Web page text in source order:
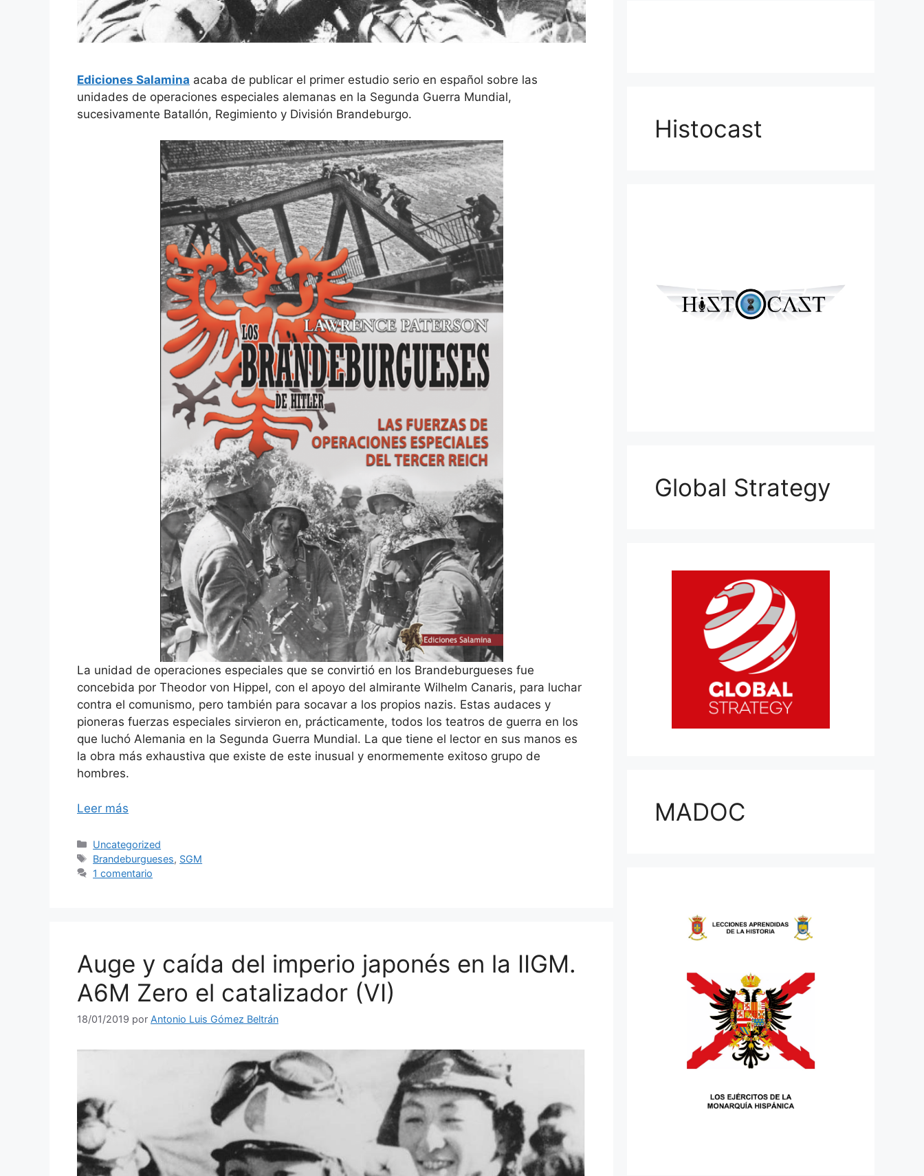
Ediciones Salamina acaba de publicar el primer estudio serio en español sobre las
unidades de operaciones especiales alemanas en la Segunda Guerra Mundial,
sucesivamente Batallón, Regimiento y División Brandeburgo.
La unidad de operaciones especiales que se convirtió en los Brandeburgueses fue
concebida por Theodor von Hippel, con el apoyo del almirante Wilhelm Canaris, para luchar
contra el comunismo, pero también para socavar a los propios nazis. Estas audaces y
pioneras fuerzas especiales sirvieron en, prácticamente, todos los teatros de guerra en los
que luchó Alemania en la Segunda Guerra Mundial. La que tiene el lector en sus manos es
la obra más exhaustiva que existe de este inusual y enormemente exitoso grupo de
hombres.
Leer más
Categorías
Uncategorized
Etiquetas
Brandeburgueses, SGM
1 comentario
Auge y caída del imperio japonés en la IIGM.
A6M Zero el catalizador (VI)
18/01/2019 por Antonio Luis Gómez Beltrán
Histocast
Global Strategy
MADOC